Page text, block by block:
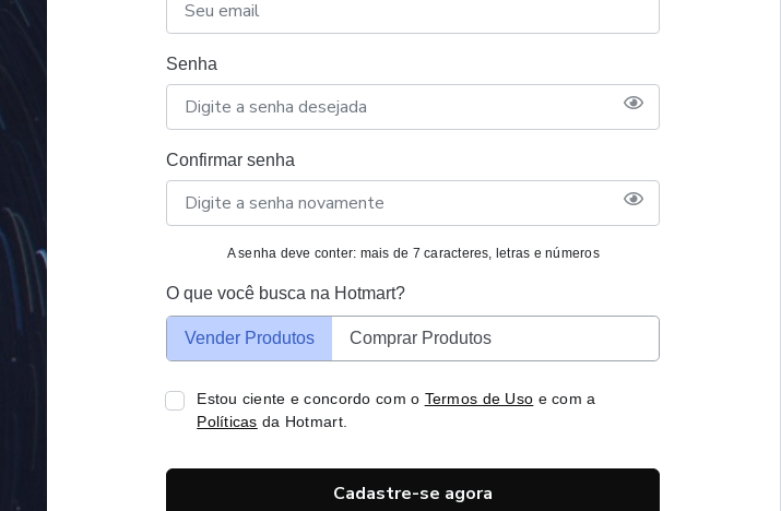
Senha
Confirmar senha
A senha deve conter: mais de 7 caracteres, letras e números
O que você busca na Hotmart?
Vender Produtos Comprar Produtos
Estou ciente e concordo com o Termos de Uso e com a
Políticas da Hotmart.
Cadastre-se agora